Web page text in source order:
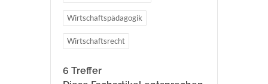
Wirtschaftspädagogik
Wirtschaftsrecht
6 Treffer